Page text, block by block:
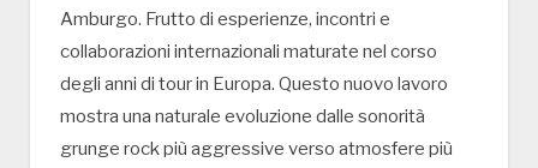
Amburgo. Frutto di esperienze, incontri e
collaborazioni internazionali maturate nel corso
degli anni di tour in Europa. Questo nuovo lavoro
mostra una naturale evoluzione dalle sonorità
grunge rock più aggressive verso atmosfere più